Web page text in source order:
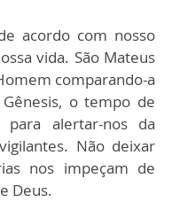
acordo com nosso
vida. São Mateus
comparando-a
o tempo de
para alertar-nos da
Não deixar
nos impeçam de
Deus.